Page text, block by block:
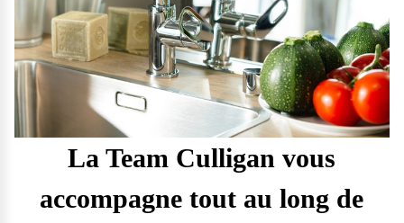
La Team Culligan vous
accompagne tout au long de